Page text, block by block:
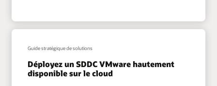
Guide stratégique de solutions
Déployez un SDDC VMware hautement
disponible sur le cloud